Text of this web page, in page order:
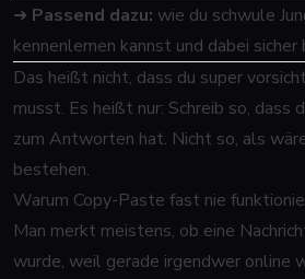
➜ Passend dazu: wie du schwule
kennenlernen kannst und dabei
Das heißt nicht, dass du super
musst. Es heißt nur: Schreib so, dass
zum Antworten hat. Nicht so, als
bestehen.
Warum Copy-Paste fast nie
Man merkt meistens, ob eine
wurde, weil gerade irgendwer online